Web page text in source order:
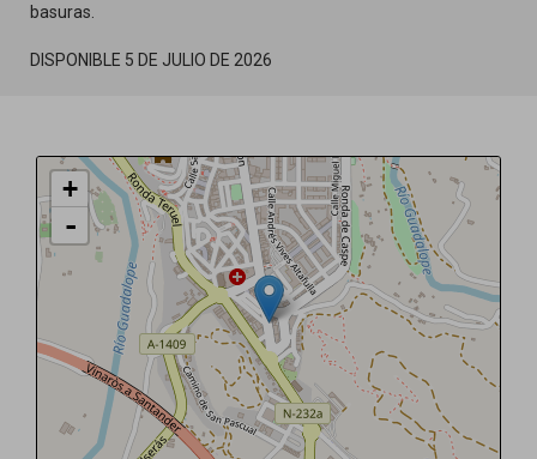
basuras.
DISPONIBLE 5 DE JULIO DE 2026
+
-